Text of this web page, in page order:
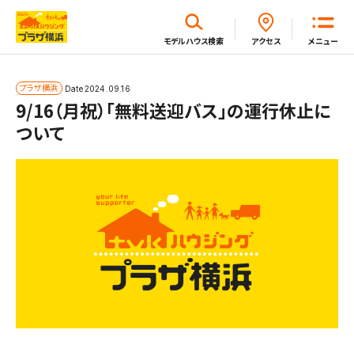
メニュー
モデルハウス検索 アクセス
プラザ横浜 Date2024.09.16
9/16（月祝）「無料送迎バス」の運行休止に
ついて
閉じる
ホーム
モデルハウス一覧
イベント・セミナー・キャンペーン一覧